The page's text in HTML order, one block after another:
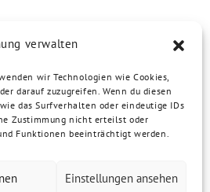
verwalten
wir Technologien wie Cookies,
darauf zuzugreifen. Wenn du diesen
das Surfverhalten oder eindeutige IDs
Zustimmung nicht erteilst oder
Funktionen beeinträchtigt werden.
Einstellungen ansehen